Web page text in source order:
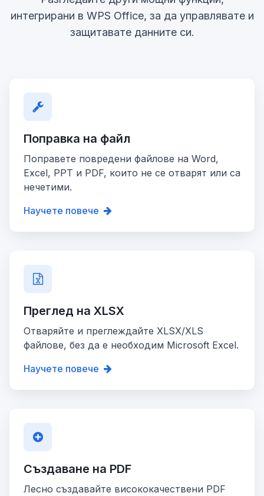
интегрирани в WPS Office, за да управлявате и
защитавате данните си.
Поправка на файл
Поправете повредени файлове на Word,
Excel, PPT и PDF, които не се отварят или са
нечетими.
Научете повече
Преглед на XLSX
Отваряйте и преглеждайте XLSX/XLS
файлове, без да е необходим Microsoft Excel.
Научете повече
Създаване на PDF
Лесно създавайте висококачествени PDF